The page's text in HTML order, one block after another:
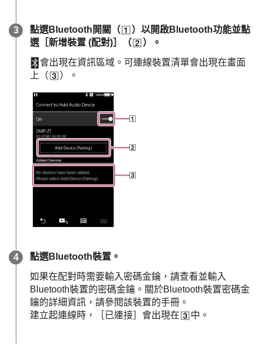
點選Bluetooth開關（
）以開啟Bluetooth功能並點
選［新增裝置 (配對)］（
）。
會出現在資訊區域。可連線裝置清單會出現在畫面
上（
）。
點選Bluetooth裝置。
如果在配對時需要輸入密碼金鑰，請查看並輸入
Bluetooth裝置的密碼金鑰。關於Bluetooth裝置密碼金
鑰的詳細資訊，請參閱該裝置的手冊。
建立起連線時，［已連接］會出現在
中。